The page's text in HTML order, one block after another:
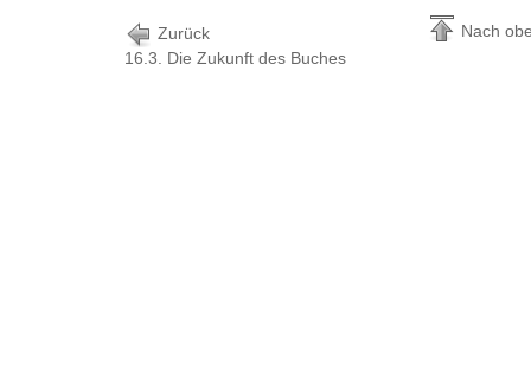
Zurück
16.3. Die Zukunft des Buches
Nach